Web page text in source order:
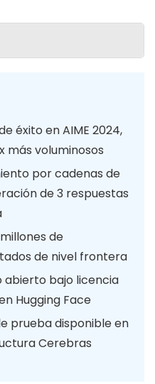
éxito en AIME 2024,
más voluminosos
por cadenas de
de 3 respuestas
de
de nivel frontera
abierto bajo licencia
Hugging Face
prueba disponible en
Cerebras